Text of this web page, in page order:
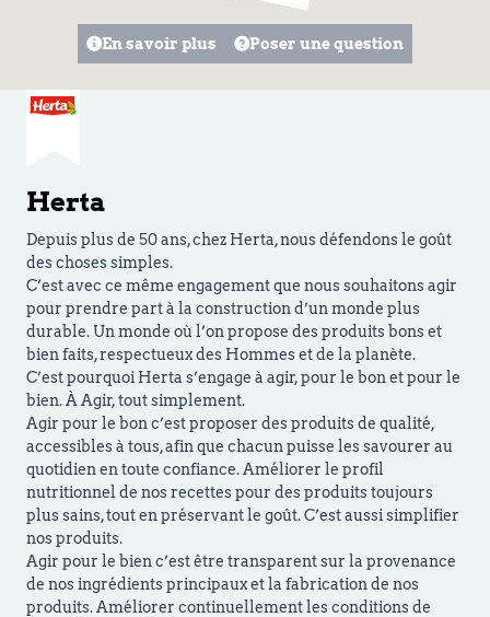
En savoir plus Poser une question
Herta
Depuis plus de 50 ans, chez Herta, nous défendons le goût
des choses simples.
C’est avec ce même engagement que nous souhaitons agir
pour prendre part à la construction d’un monde plus
durable. Un monde où l’on propose des produits bons et
bien faits, respectueux des Hommes et de la planète.
C’est pourquoi Herta s’engage à agir, pour le bon et pour le
bien. À Agir, tout simplement.
Agir pour le bon c’est proposer des produits de qualité,
accessibles à tous, afin que chacun puisse les savourer au
quotidien en toute confiance. Améliorer le profil
nutritionnel de nos recettes pour des produits toujours
plus sains, tout en préservant le goût. C’est aussi simplifier
nos produits.
Agir pour le bien c’est être transparent sur la provenance
de nos ingrédients principaux et la fabrication de nos
produits. Améliorer continuellement les conditions de